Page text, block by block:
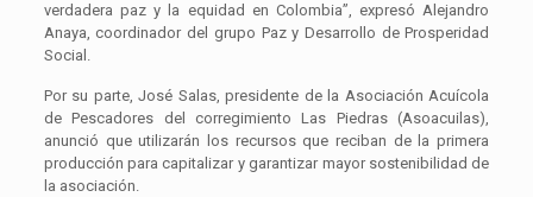
verdadera paz y la equidad en Colombia”, expresó Alejandro
Anaya, coordinador del grupo Paz y Desarrollo de Prosperidad
Social.
Por su parte, José Salas, presidente de la Asociación Acuícola
de Pescadores del corregimiento Las Piedras (Asoacuilas),
anunció que utilizarán los recursos que reciban de la primera
producción para capitalizar y garantizar mayor sostenibilidad de
la asociación.